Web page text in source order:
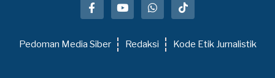
Pedoman Media Siber Redaksi Kode Etik Jurnalistik